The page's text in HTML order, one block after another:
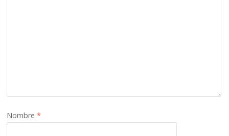
Nombre*